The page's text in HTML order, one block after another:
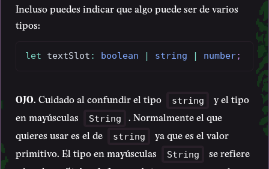
Incluso puedes indicar que algo puede ser de varios
tipos:
let textSlot : boolean string number;
OJO. Cuidado al confundir el tipo string
y el tipo
en mayúsculas
String
. Normalmente el que
quieres usar es el de
string
ya que es el valor
primitivo. El tipo en mayúsculas
String
se refiere